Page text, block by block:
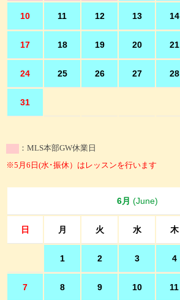
10 11 12 13 14
17 18 19 20 21
24 25 26 27 28
31
：MLS本部GW休業日
※5月6日(水･振休）はレッスンを行います
6月 (June)
日 月 火 水 木
1 2 3 4
7 8 9 10 11